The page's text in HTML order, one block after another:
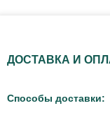
ДОСТАВКА И
Способы доставки: